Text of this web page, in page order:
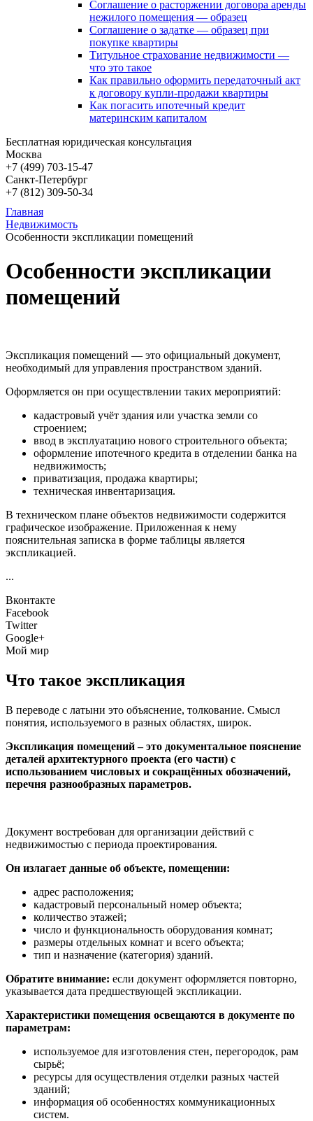
Соглашение о расторжении договора аренды
нежилого помещения — образец
Соглашение о задатке — образец при
покупке квартиры
Титульное страхование недвижимости —
что это такое
Как правильно оформить передаточный акт
к договору купли-продажи квартиры
Как погасить ипотечный кредит
материнским капиталом
Бесплатная юридическая консультация
Москва
+7 (499) 703-15-47
Санкт-Петербург
+7 (812) 309-50-34
Главная
Недвижимость
Особенности экспликации помещений
Особенности экспликации
помещений
Экспликация помещений — это официальный документ,
необходимый для управления пространством зданий.
Оформляется он при осуществлении таких мероприятий:
кадастровый учёт здания или участка земли со
строением;
ввод в эксплуатацию нового строительного объекта;
оформление ипотечного кредита в отделении банка на
недвижимость;
приватизация, продажа квартиры;
техническая инвентаризация.
В техническом плане объектов недвижимости содержится
графическое изображение. Приложенная к нему
пояснительная записка в форме таблицы является
экспликацией.
...
Вконтакте
Facebook
Twitter
Google+
Мой мир
Что такое экспликация
В переводе с латыни это объяснение, толкование. Смысл
понятия, используемого в разных областях, широк.
Экспликация помещений – это документальное пояснение
деталей архитектурного проекта (его части) с
использованием числовых и сокращённых обозначений,
перечня разнообразных параметров.
Документ востребован для организации действий с
недвижимостью с периода проектирования.
Он излагает данные об объекте, помещении:
адрес расположения;
кадастровый персональный номер объекта;
количество этажей;
число и функциональность оборудования комнат;
размеры отдельных комнат и всего объекта;
тип и назначение (категория) зданий.
Обратите внимание: если документ оформляется повторно,
указывается дата предшествующей экспликации.
Характеристики помещения освещаются в документе по
параметрам:
используемое для изготовления стен, перегородок, рам
сырьё;
ресурсы для осуществления отделки разных частей
зданий;
информация об особенностях коммуникационных
систем.